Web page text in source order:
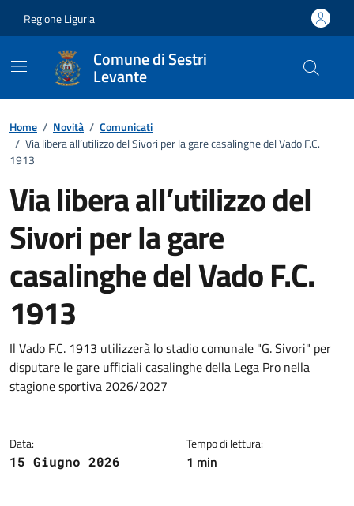
Regione Liguria
Comune di Sestri
Levante
Home / Novità / Comunicati
/ Via libera all’utilizzo del Sivori per la gare casalinghe del Vado F.C.
1913
Via libera all’utilizzo del
Sivori per la gare
casalinghe del Vado F.C.
1913
Dettagli della notizia
Il Vado F.C. 1913 utilizzerà lo stadio comunale "G. Sivori" per
disputare le gare ufficiali casalinghe della Lega Pro nella
stagione sportiva 2026/2027
Data:
15 Giugno 2026
Tempo di lettura:
1 min